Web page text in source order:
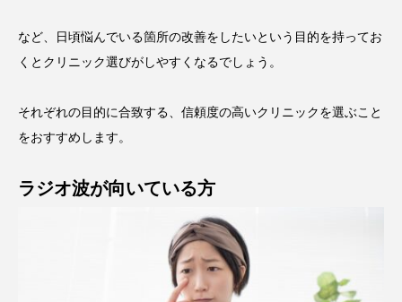
など、日頃悩んでいる箇所の改善をしたいという目的を持ってお
くとクリニック選びがしやすくなるでしょう。
それぞれの目的に合致する、信頼度の高いクリニックを選ぶこと
をおすすめします。
ラジオ波が向いている方